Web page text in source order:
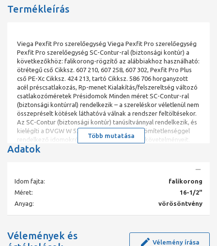
Termékleírás
Viega Pexfit Pro szerelőegység Viega Pexfit Pro szerelőegység
Pexfit Pro szerelőegység SC-Contur-ral (biztonsági kontúr) a
következőkhöz: falikorong-rögzítő az alábbiakhoz használható:
ötrétegű cső Cikksz. 607 210, 607 258, 607 302, Pexfit Pro Plus
cső PE-Xc Cikksz. 424 213, tartó Cikksz. 586 706 horganyzott
acél préscsatlakozás, Rp-menet Ki­ala­kí­tás/­fel­sze­relt­ség változó
csatlakozóméretek Présidomok Minden méret SC-Contur-ral
(biztonsági kontúrral) rendelkezik – a szereléskor véletlenül nem
összepréselt kötések láthatóvá válnak a rendszer feltöltésekor.
Az SC-Contur (biztonsági kontúr) tanúsítvánnyal rendelkezik, és
kielégíti a DVGW W 534 munkalap kényszer-tömítetlenséggel
rendelkező idomokról szóló 12.14 pontjának követelményeit.
Vízzel végzett tömörség-ellenőrzésnél a Viega a 0,1 MPa–0,65
pont a préscsatlakozáson
Több mutatása
Adatok
Idom fajta:
falikorong
Méret:
16-1/2"
Anyag:
vörösöntvény
Vélemények és
Vélemény írása